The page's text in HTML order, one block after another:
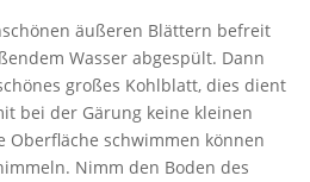
äußeren Blättern befreit
Wasser abgespült. Dann
großes Kohlblatt, dies dient
bei der Gärung keine kleinen
Oberfläche schwimmen können
Nimm den Boden des